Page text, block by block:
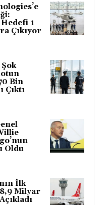
1
Çıkıyor
Şok
Bin
Çıktı
Oldu
İlk
Milyar